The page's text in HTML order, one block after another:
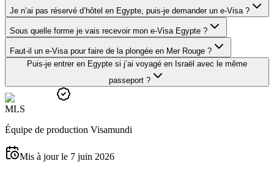
Je n’ai pas réservé d’hôtel en Egypte, puis-je demander un e-Visa ?
Sous quelle forme je vais recevoir mon e-Visa Egypte ?
Faut-il un e-Visa pour faire de la plongée en Mer Rouge ?
Puis-je entrer en Egypte si j’ai voyagé en Israël avec le même
passeport ?
MLS
Équipe de production Visamundi
Mis à jour le 7 juin 2026